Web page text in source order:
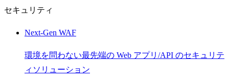
セキュリティ
Next-Gen WAF
環境を問わない最先端の Web アプリ/API のセキュリテ
ィソリューション